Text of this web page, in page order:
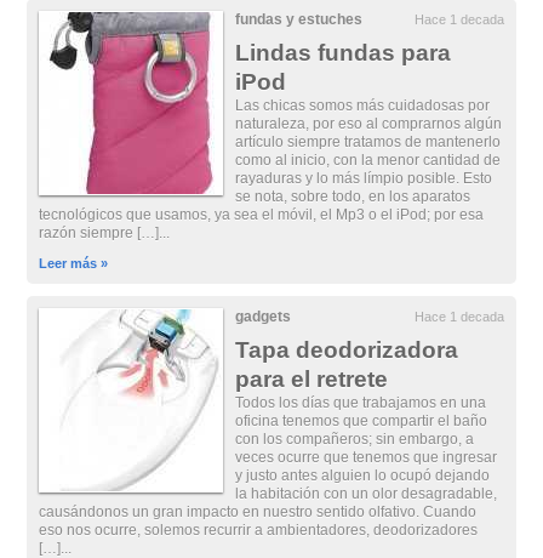
fundas y estuches Hace 1 decada
Lindas fundas para
iPod
Las chicas somos más cuidadosas por
naturaleza, por eso al comprarnos algún
artículo siempre tratamos de mantenerlo
como al inicio, con la menor cantidad de
rayaduras y lo más límpio posible. Esto
se nota, sobre todo, en los aparatos
tecnológicos que usamos, ya sea el móvil, el Mp3 o el iPod; por esa
razón siempre […]...
Leer más »
gadgets Hace 1 decada
Tapa deodorizadora
para el retrete
Todos los días que trabajamos en una
oficina tenemos que compartir el baño
con los compañeros; sin embargo, a
veces ocurre que tenemos que ingresar
y justo antes alguien lo ocupó dejando
la habitación con un olor desagradable,
causándonos un gran impacto en nuestro sentido olfativo. Cuando
eso nos ocurre, solemos recurrir a ambientadores, deodorizadores
[…]...